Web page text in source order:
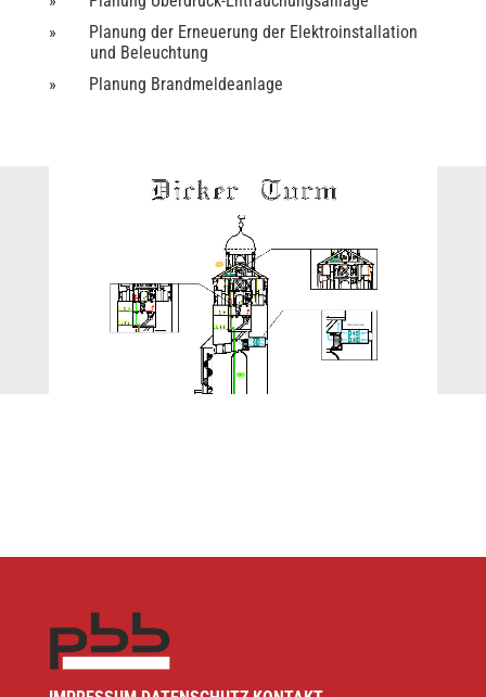
Planung der Erneuerung der Elektroinstallation
und Beleuchtung
Planung Brandmeldeanlage